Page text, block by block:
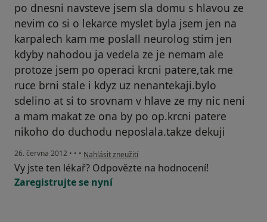
po dnesni navsteve jsem sla domu s hlavou ze
nevim co si o lekarce myslet byla jsem jen na
karpalech kam me poslall neurolog stim jen
kdyby nahodou ja vedela ze je nemam ale
protoze jsem po operaci krcni patere,tak me
ruce brni stale i kdyz uz nenantekaji.bylo
sdelino at si to srovnam v hlave ze my nic neni
a mam makat ze ona by po op.krcni patere
nikoho do duchodu neposlala.takze dekuji
26. června 2012 • • • podle názoru uživatele Váš účet byl odstraněn
Nahlásit zneužití
Vy jste ten lékař? Odpovězte na hodnocení!
Zaregistrujte se nyní